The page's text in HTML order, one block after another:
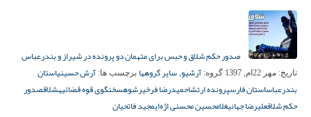
صدور حکم شلاق و حبس برای متهمان دو پرونده در شیراز و بندرعباس
تاریخ: مهر 22ام, 1397 گروه: آرشیو, سایر گروهها برچسب ها: آرش حسینیاستان
بندرعباساستان فارسپرونده ارتشاحمیدرضا فرخیرشوهسخنگوی قوه قضائیهشلاقصدور
حکم شلاقعلیرضا جهانیغلامحسین محسنی اژه‌ایمجید فاتحیان